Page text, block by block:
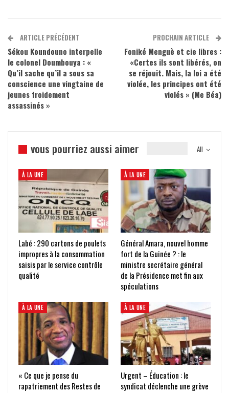
ARTICLE PRÉCÉDENT
Sékou Koundouno interpelle
le colonel Doumbouya : «
Qu’il sache qu’il a sous sa
conscience une vingtaine de
jeunes froidement
assassinés »
PROCHAIN ARTICLE
Foniké Menguè et cie libres :
«Certes ils sont libérés, on
se réjouit. Mais, la loi a été
violée, les principes ont été
violés » (Me Béa)
All
vous pourriez aussi aimer
À LA UNE
Labé : 290 cartons de poulets
impropres à la consommation
saisis par le service contrôle
qualité
À LA UNE
Général Amara, nouvel homme
fort de la Guinée ? : le
ministre secrétaire général
de la Présidence met fin aux
spéculations
À LA UNE
« Ce que je pense du
rapatriement des Restes de
À LA UNE
Urgent – Éducation : le
syndicat déclenche une grève